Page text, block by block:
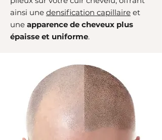
ainsi une densification capillaire et
une apparence de cheveux plus
épaisse et uniforme.